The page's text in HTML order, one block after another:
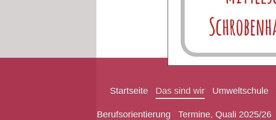
Startseite Das sind wir Umweltschule
Berufsorientierung Termine, Quali 2025/26